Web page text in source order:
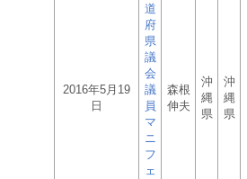
2016年5月19
日
道
府
県
議
会
議
員
マ
ニ
フ
ェ
森根
伸夫
沖
縄
県
沖
縄
県